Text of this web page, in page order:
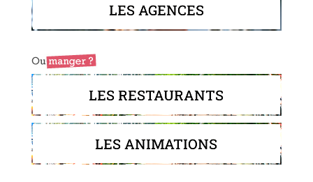
LES AGENCES
LES RESTAURANTS
LES ANIMATIONS